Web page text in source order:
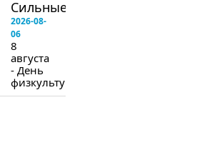
Сильные!...
2026-08-
06
8
августа
- День
физкультурника.